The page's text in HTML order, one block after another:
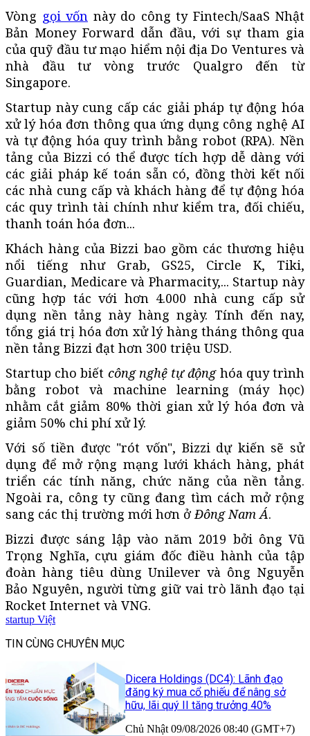
Vòng gọi vốn này do công ty Fintech/SaaS Nhật
Bản Money Forward dẫn đầu, với sự tham gia
của quỹ đầu tư mạo hiểm nội địa Do Ventures và
nhà đầu tư vòng trước Qualgro đến từ
Singapore.
Startup này cung cấp các giải pháp tự động hóa
xử lý hóa đơn thông qua ứng dụng công nghệ AI
và tự động hóa quy trình bằng robot (RPA). Nền
tảng của Bizzi có thể được tích hợp dễ dàng với
các giải pháp kế toán sẵn có, đồng thời kết nối
các nhà cung cấp và khách hàng để tự động hóa
các quy trình tài chính như kiểm tra, đối chiếu,
thanh toán hóa đơn...
Khách hàng của Bizzi bao gồm các thương hiệu
nổi tiếng như Grab, GS25, Circle K, Tiki,
Guardian, Medicare và Pharmacity,... Startup này
cũng hợp tác với hơn 4.000 nhà cung cấp sử
dụng nền tảng này hàng ngày. Tính đến nay,
tổng giá trị hóa đơn xử lý hàng tháng thông qua
nền tảng Bizzi đạt hơn 300 triệu USD.
Startup cho biết công nghệ tự độnghóa quy trình
bằng robot và machine learning (máy học)
nhằm cắt giảm 80% thời gian xử lý hóa đơn và
giảm 50% chi phí xử lý.
Với số tiền được "rót vốn", Bizzi dự kiến sẽ sử
dụng để mở rộng mạng lưới khách hàng, phát
triển các tính năng, chức năng của nền tảng.
Ngoài ra, công ty cũng đang tìm cách mở rộng
sang các thị trường mới hơn ởĐông Nam Á.
Bizzi được sáng lập vào năm 2019 bởi ông Vũ
Trọng Nghĩa, cựu giám đốc điều hành của tập
đoàn hàng tiêu dùng Unilever và ông Nguyễn
Bảo Nguyên, người từng giữ vai trò lãnh đạo tại
Rocket Internet và VNG.
startup Việt
TIN CÙNG CHUYÊN MỤC
Dicera Holdings (DC4): Lãnh đạo
đăng ký mua cổ phiếu để nâng sở
hữu, lãi quý II tăng trưởng 40%
Chủ Nhật 09/08/2026 08:40 (GMT+7)